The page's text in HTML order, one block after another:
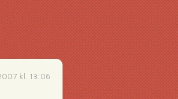
kl. 13:06